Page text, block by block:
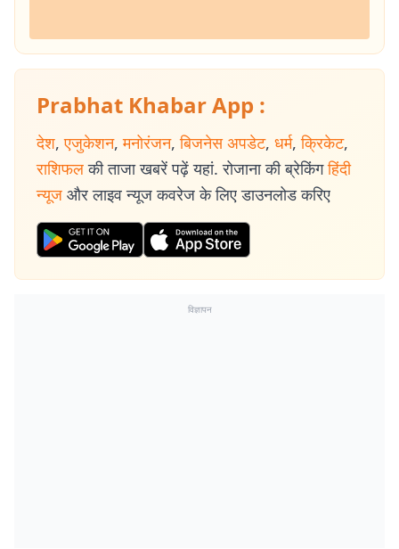
Prabhat Khabar App :
देश, एजुकेशन, मनोरंजन, बिजनेस अपडेट, धर्म, क्रिकेट,
राशिफल की ताजा खबरें पढ़ें यहां. रोजाना की ब्रेकिंग हिंदी
न्यूज और लाइव न्यूज कवरेज के लिए डाउनलोड करिए
विज्ञापन